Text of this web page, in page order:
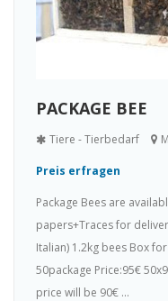
PACKAGE BEE
Tiere - Tierbedarf
Preis erfragen
Package Bees are
papers+Traces for
Italian) 1.2kg bees Box
50package Price:95€
price will be 90€ ...